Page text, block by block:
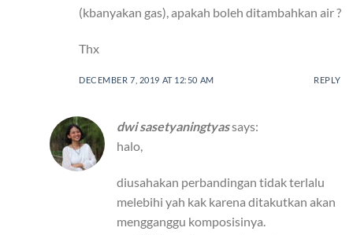
(kbanyakan gas), apakah boleh ditambahkan air ?
Thx
DECEMBER 7, 2019 AT 12:50 AM REPLY
dwi sasetyaningtyassays:
halo,
diusahakan perbandingan tidak terlalu
melebihi yah kak karena ditakutkan akan
mengganggu komposisinya.